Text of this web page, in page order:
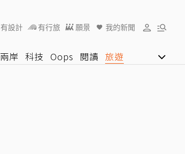
有設計 有行旅 願景 我的新聞
兩岸 科技 Oops 閱讀 旅遊